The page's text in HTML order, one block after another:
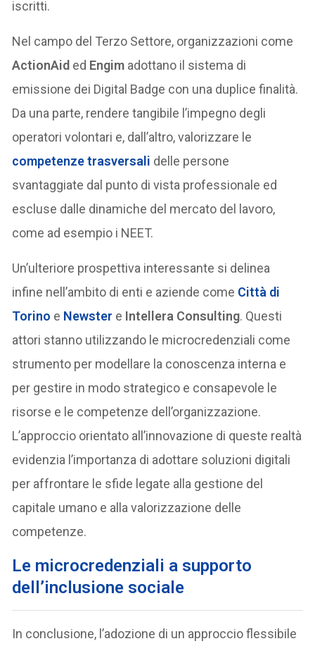
iscritti.
Nel campo del Terzo Settore, organizzazioni come
ActionAid ed Engim adottano il sistema di
emissione dei Digital Badge con una duplice finalità.
Da una parte, rendere tangibile l’impegno degli
operatori volontari e, dall’altro, valorizzare le
competenze trasversali delle persone
svantaggiate dal punto di vista professionale ed
escluse dalle dinamiche del mercato del lavoro,
come ad esempio i NEET.
Un’ulteriore prospettiva interessante si delinea
infine nell’ambito di enti e aziende come Città di
Torino e Newster e Intellera Consulting. Questi
attori stanno utilizzando le microcredenziali come
strumento per modellare la conoscenza interna e
per gestire in modo strategico e consapevole le
risorse e le competenze dell’organizzazione.
L’approccio orientato all’innovazione di queste realtà
evidenzia l’importanza di adottare soluzioni digitali
per affrontare le sfide legate alla gestione del
capitale umano e alla valorizzazione delle
competenze.
Le microcredenziali a supporto
dell’inclusione sociale
In conclusione, l’adozione di un approccio flessibile